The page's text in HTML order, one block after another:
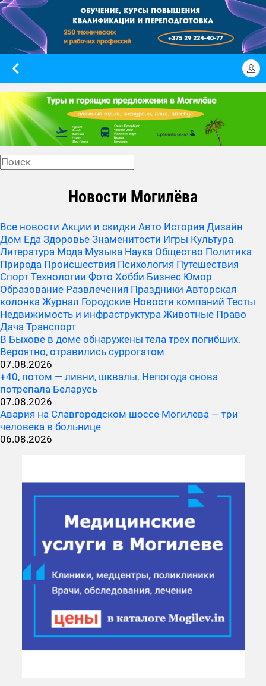
Новости Могилёва
Все новости Акции и скидки Авто История Дизайн
Дом Еда Здоровье Знаменитости Игры Культура
Литература Мода Музыка Наука Общество Политика
Природа Происшествия Психология Путешествия
Спорт Технологии Фото Хобби Бизнес Юмор
Образование Развлечения Праздники Авторская
колонка Журнал Городские Новости компаний Тесты
Недвижимость и инфраструктура Животные Право
Дача Транспорт
В Быхове в доме обнаружены тела трех погибших.
Вероятно, отравились суррогатом
07.08.2026
+40, потом — ливни, шквалы. Непогода снова
потрепала Беларусь
07.08.2026
Авария на Славгородском шоссе Могилева — три
человека в больнице
06.08.2026